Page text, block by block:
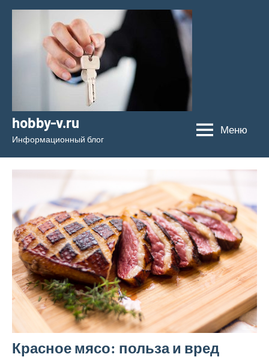
Перейти
содержимому
hobby-v.ru
Информационный блог
Меню
Красное мясо: польза и вред